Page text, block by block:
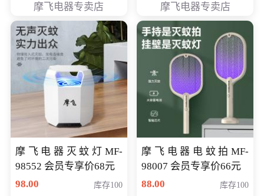
摩飞电器专卖店 摩飞电器专卖店
摩飞电器灭蚊灯MF-
98552 会员专享价68元
98.00
库存100
摩飞电器电蚊拍MF-
98007 会员专享价66元
88.00
库存100